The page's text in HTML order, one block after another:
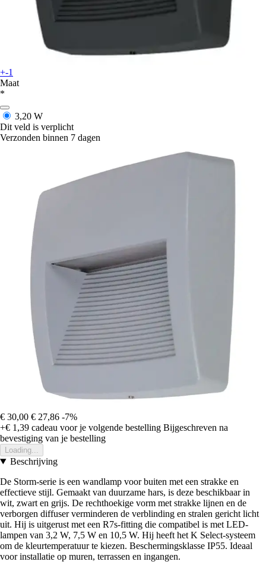
+-1
Maat
*
3,20 W
Dit veld is verplicht
Verzonden binnen 7 dagen
€ 30,00 € 27,86 -7%
+€ 1,39 cadeau voor je volgende bestelling Bijgeschreven na
bevestiging van je bestelling
Loading...
Beschrijving
De Storm-serie is een wandlamp voor buiten met een strakke en
effectieve stijl. Gemaakt van duurzame hars, is deze beschikbaar in
wit, zwart en grijs. De rechthoekige vorm met strakke lijnen en de
verborgen diffuser verminderen de verblinding en stralen gericht licht
uit. Hij is uitgerust met een R7s-fitting die compatibel is met LED-
lampen van 3,2 W, 7,5 W en 10,5 W. Hij heeft het K Select-systeem
om de kleurtemperatuur te kiezen. Beschermingsklasse IP55. Ideaal
voor installatie op muren, terrassen en ingangen.